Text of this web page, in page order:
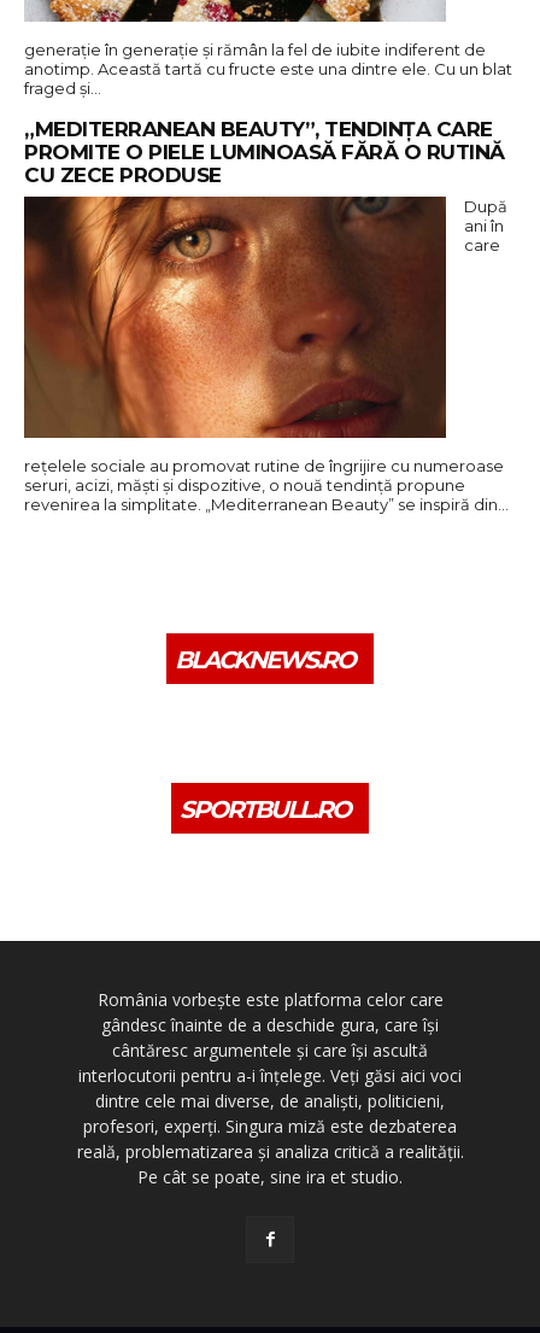
generație în generație și rămân la fel de iubite indiferent de
anotimp. Această tartă cu fructe este una dintre ele. Cu un blat
fraged și…
„MEDITERRANEAN BEAUTY”, TENDINȚA CARE
PROMITE O PIELE LUMINOASĂ FĂRĂ O RUTINĂ
CU ZECE PRODUSE
După
ani în
care
rețelele sociale au promovat rutine de îngrijire cu numeroase
seruri, acizi, măști și dispozitive, o nouă tendință propune
revenirea la simplitate. „Mediterranean Beauty” se inspiră din…
BLACKNEWS.RO
SPORTBULL.RO
România vorbește este platforma celor care
gândesc înainte de a deschide gura, care își
cântăresc argumentele și care își ascultă
interlocutorii pentru a-i înțelege. Veți găsi aici voci
dintre cele mai diverse, de analiști, politicieni,
profesori, experți. Singura miză este dezbaterea
reală, problematizarea și analiza critică a realității.
Pe cât se poate, sine ira et studio.